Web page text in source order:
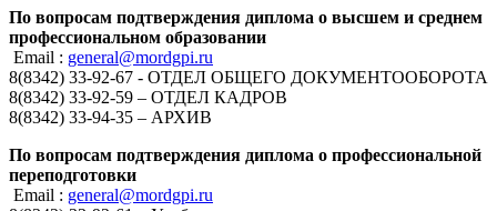
По вопросам подтверждения диплома о высшем и среднем
профессиональном образовании
Email : general@mordgpi.ru
8(8342) 33-92-67 - ОТДЕЛ ОБЩЕГО ДОКУМЕНТООБОРОТА
8(8342) 33-92-59 – ОТДЕЛ КАДРОВ
8(8342) 33-94-35 – АРХИВ
По вопросам подтверждения диплома о профессиональной
переподготовки
Email : general@mordgpi.ru